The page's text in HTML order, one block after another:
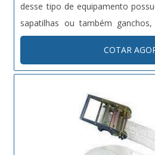
desse tipo de equipamento
sapatilhas ou também
acordo com finalidade e do
transportado. Estes acessórios
eslingas atuam para auxiliar....
COTAR